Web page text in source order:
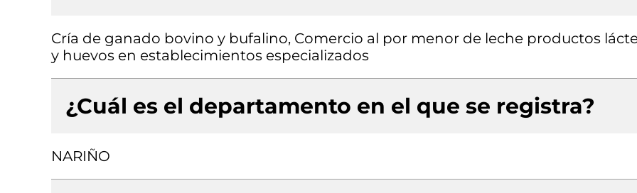
Cría de ganado bovino y bufalino, Comercio al por menor de leche productos
y huevos en establecimientos especializados
¿Cuál es el departamento en el que se registra?
NARIÑO